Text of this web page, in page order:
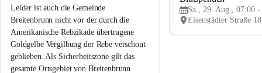
i
t
e
n
b
r
Leider ist auch die Gemeinde
Breitenbrunn nicht vor der durch die
Amerikanische Rebzikade übertragene
Goldgelbe Vergilbung der Rebe verschont
geblieben. Als Sicherheitszone gilt das
gesamte Ortsgebiet von Breitenbrunn
e
Sa., 29. Aug., 07:00 -